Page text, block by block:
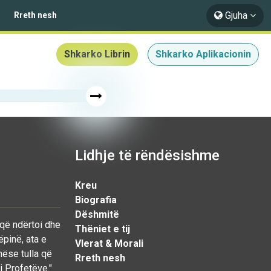
Rreth nesh Gjuha
Shkarko Librin Shkarko Aplikacionin
ndërtoi dhe
ata e
tulla që
Profetëve."
Lidhje të rëndësishme
Kreu
Biografia
Dëshmitë
Thëniet e tij
Vlerat & Morali
Rreth nesh